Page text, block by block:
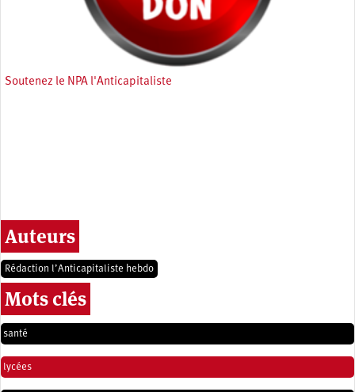
Soutenez le NPA l'Anticapitaliste
Auteurs
Rédaction l’Anticapitaliste hebdo
Mots clés
santé
lycées